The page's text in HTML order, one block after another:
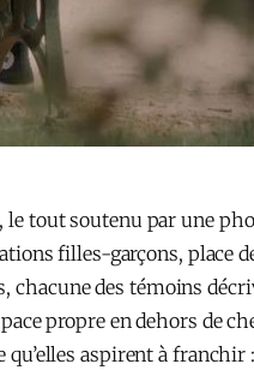
tout soutenu par une
filles-garçons, place
des témoins
propre en dehors de
aspirent à